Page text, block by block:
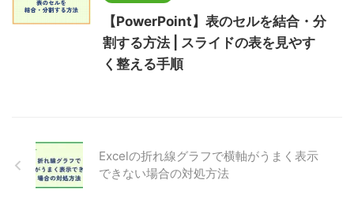
【PowerPoint】表のセルを結合・分
割する方法 | スライドの表を見やす
く整える手順
Excelの折れ線グラフで横軸がうまく表示
できない場合の対処方法